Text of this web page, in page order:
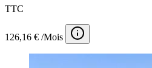
TTC
126,16 € /Mois